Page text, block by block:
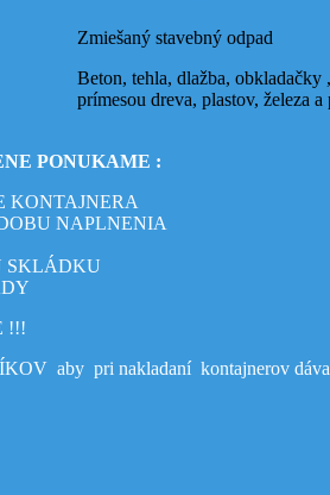
Zmiešaný stavebný odpad
Beton, tehla, dlažba, obkladačky
prímesou dreva, plastov, železa a
PONUKAME :
KONTAJNERA
NAPLNENIA
SKLÁDKU
!!!
aby pri nakladaní kontajnerov